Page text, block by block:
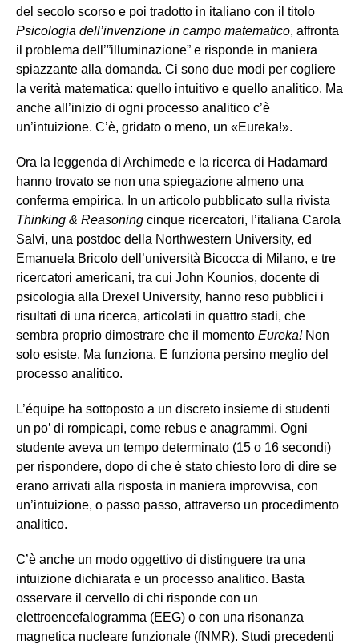
del secolo scorso e poi tradotto in italiano con il titolo
Psicologia dell’invenzione in campo matematico, affronta
il problema dell’”illuminazione” e risponde in maniera
spiazzante alla domanda. Ci sono due modi per cogliere
la verità matematica: quello intuitivo e quello analitico. Ma
anche all’inizio di ogni processo analitico c’è
un’intuizione. C’è, gridato o meno, un «Eureka!».
Ora la leggenda di Archimede e la ricerca di Hadamard
hanno trovato se non una spiegazione almeno una
conferma empirica. In un articolo pubblicato sulla rivista
Thinking & Reasoning cinque ricercatori, l’italiana Carola
Salvi, una postdoc della Northwestern University, ed
Emanuela Bricolo dell’università Bicocca di Milano, e tre
ricercatori americani, tra cui John Kounios, docente di
psicologia alla Drexel University, hanno reso pubblici i
risultati di una ricerca, articolati in quattro stadi, che
sembra proprio dimostrare che il momento Eureka!Non
solo esiste. Ma funziona. E funziona persino meglio del
processo analitico.
L’équipe ha sottoposto a un discreto insieme di studenti
un po’ di rompicapi, come rebus e anagrammi. Ogni
studente aveva un tempo determinato (15 o 16 secondi)
per rispondere, dopo di che è stato chiesto loro di dire se
erano arrivati alla risposta in maniera improvvisa, con
un’intuizione, o passo passo, attraverso un procedimento
analitico.
C’è anche un modo oggettivo di distinguere tra una
intuizione dichiarata e un processo analitico. Basta
osservare il cervello di chi risponde con un
elettroencefalogramma (EEG) o con una risonanza
magnetica nucleare funzionale (fNMR). Studi precedenti